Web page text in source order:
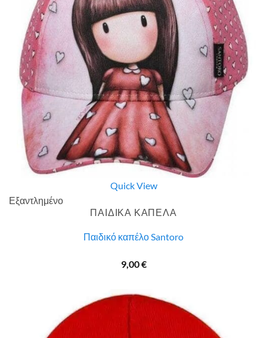
Quick View
Εξαντλημένο
ΠΑΙΔΙΚΑ ΚΑΠΕΛΑ
Παιδικό καπέλο Santoro
9,00€